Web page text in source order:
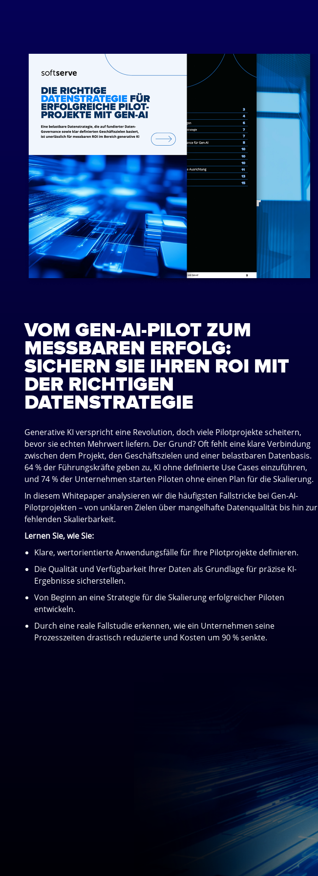
VOM GEN-AI-PILOT ZUM
MESSBAREN ERFOLG:
SICHERN SIE IHREN ROI MIT
DER RICHTIGEN
DATENSTRATEGIE
Generative KI verspricht eine Revolution, doch viele Pilotprojekte scheitern,
bevor sie echten Mehrwert liefern. Der Grund? Oft fehlt eine klare Verbindung
zwischen dem Projekt, den Geschäftszielen und einer belastbaren Datenbasis.
64 % der Führungskräfte geben zu, KI ohne definierte Use Cases einzuführen,
und 74 % der Unternehmen starten Piloten ohne einen Plan für die Skalierung.
In diesem Whitepaper analysieren wir die häufigsten Fallstricke bei Gen-AI-
Pilotprojekten – von unklaren Zielen über mangelhafte Datenqualität bis hin zur
fehlenden Skalierbarkeit.
Lernen Sie, wie Sie:
Klare, wertorientierte Anwendungsfälle für Ihre Pilotprojekte definieren.
Die Qualität und Verfügbarkeit Ihrer Daten als Grundlage für präzise KI-
Ergebnisse sicherstellen.
Von Beginn an eine Strategie für die Skalierung erfolgreicher Piloten
entwickeln.
Durch eine reale Fallstudie erkennen, wie ein Unternehmen seine
Prozesszeiten drastisch reduzierte und Kosten um 90 % senkte.